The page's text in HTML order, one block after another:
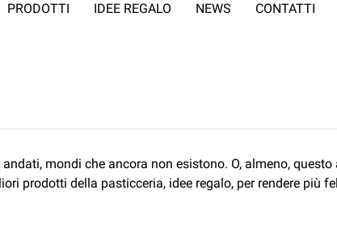
PRODOTTI IDEE REGALO NEWS CONTATTI
mondi che ancora non esistono. O, almeno,
prodotti della pasticceria, idee regalo, per rendere più